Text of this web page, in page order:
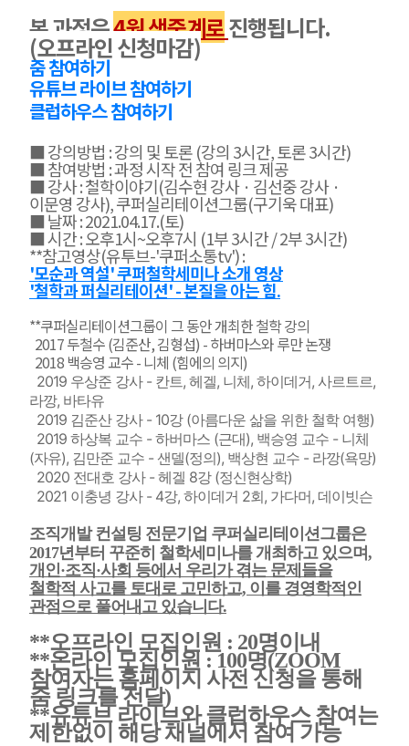
본 과정은4원 생중계로진행됩니다.
(오프라인 신청마감)
줌 참여하기
유튜브 라이브 참여하기
클럽하우스 참여하기
■ 강의방법 : 강의 및 토론 (강의 3시간, 토론 3시간)
■ 참여방법 : 과정 시작 전 참여 링크 제공
■ 강사 : 철학이야기(김수현 강사 · 김선중 강사 ·
이문영 강사), 쿠퍼실리테이션그룹(구기욱 대표)
■ 날짜 : 2021.04.17.(토)
■ 시간 : 오후1시~오후7시 (1부 3시간 / 2부 3시간)
**참고영상(유투브-'쿠퍼소통tv') :
'모순과 역설' 쿠퍼철학세미나 소개 영상
'철학과 퍼실리테이션' - 본질을 아는 힘.
**쿠퍼실리테이션그룹이 그 동안 개최한 철학 강의
2017 두철수 (김준산, 김형섭) - 하버마스와 루만 논쟁
2018 백승영 교수 - 니체 (힘에의 의지)
2019 우상준 강사 - 칸트, 헤겔, 니체, 하이데거, 사르트르,
라깡, 바타유
2019 김준산 강사 - 10강 (아름다운 삶을 위한 철학 여행)
2019 하상복 교수 - 하버마스 (근대), 백승영 교수 - 니체
(자유), 김만준 교수 - 샌델(정의), 백상현 교수 - 라깡(욕망)
2020 전대호 강사 - 헤겔 8강 (정신현상학)
2021 이충녕 강사 - 4강, 하이데거 2회, 가다머, 데이빗슨
조직개발 컨설팅 전문기업 쿠퍼실리테이션그룹은
2017년부터 꾸준히 철학세미나를 개최하고 있으며,
개인·조직·사회 등에서 우리가 겪는 문제들을
철학적 사고를 토대로 고민하고, 이를 경영학적인
관점으로 풀어내고 있습니다.
**오프라인 모집인원 : 20명이내
**온라인 모집인원 : 100명(ZOOM
참여자는 홈페이지 사전 신청을 통해
줌 링크를 전달)
**유튜브 라이브와 클럽하우스 참여는
제한없이 해당 채널에서 참여 가능